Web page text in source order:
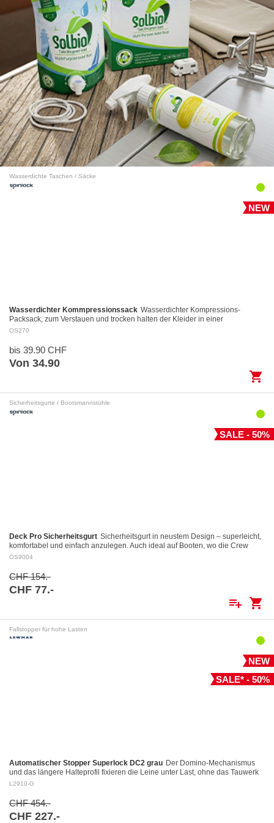
Wasserdichte Taschen / Säcke
NEW
Wasserdichter Kommpressionssack Wasserdichter Kompressions-
Packsack, zum Verstauen und trocken halten der Kleider in einer
Reisetasche. Leicht und universell einsetzbar mi…
OS270
bis 39.90 CHF
Von 34.90
shopping_cart
Sicherheitsgurte / Bootsmannstühle
SALE - 50%
Deck Pro Sicherheitsgurt Sicherheitsgurt in neustem Design – superleicht,
komfortabel und einfach anzulegen. Auch ideal auf Booten, wo die Crew
dauernd angeklinkt ist.…
OS9004
CHF 154.-
CHF 77.-
playlist_add shopping_cart
Fallstopper für hohe Lasten
NEW
SALE* - 50%
Automatischer Stopper Superlock DC2 grau Der Domino-Mechanismus
und das längere Halteprofil fixieren die Leine unter Last, ohne das Tauwerk
aufzuscheuern Kontrolliertes Fieren: Das…
L2910-G
CHF 454.-
CHF 227.-